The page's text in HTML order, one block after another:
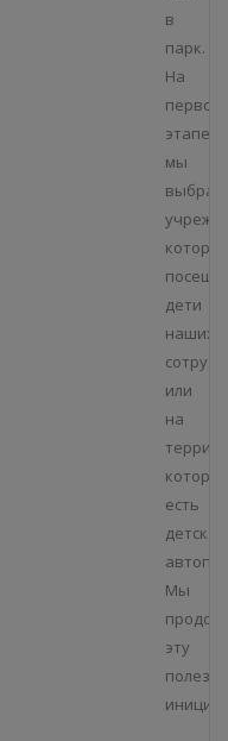
в
парк.
На
первом
этапе
мы
дети
наших
или
на
есть
детская
Мы
эту